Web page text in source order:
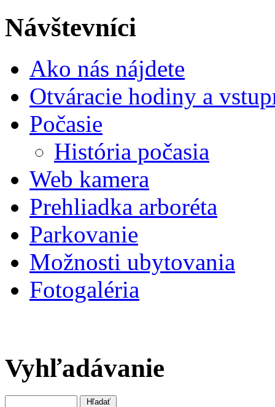
Návštevníci
Ako nás nájdete
Otváracie hodiny a
Počasie
História počasia
Web kamera
Prehliadka arboréta
Parkovanie
Možnosti ubytovania
Fotogaléria
Vyhľadávanie